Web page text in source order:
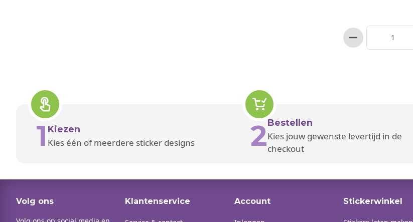
1 Kiezen
Kies één of meerdere sticker designs 2Bestellen
Kies jouw gewenste levertijd in de
checkout
Volg ons Klantenservice Account Stickerwinkel